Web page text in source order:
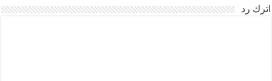
اترك رد